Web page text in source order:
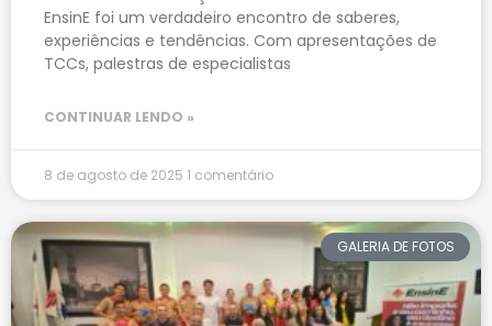
EnsinE foi um verdadeiro encontro de saberes,
experiências e tendências. Com apresentações de
TCCs, palestras de especialistas
CONTINUAR LENDO »
8 de agosto de 2025 1 comentário
GALERIA DE FOTOS